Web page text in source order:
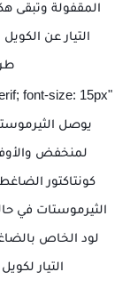
المقفولة وتبقى
التيار عن
"helvetica" , "arial" , sans-serif; font-size: 15px;">
يوصل
لمنخفض
كونتاكتور
الثيرموستات في
لود الخاص
التيار